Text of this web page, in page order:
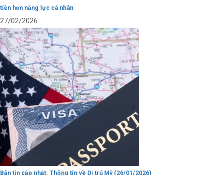
tiền hơn năng lực cá nhân
27/02/2026
Bản tin cập nhật: Thông tin về Di trú Mỹ (26/01/2026)